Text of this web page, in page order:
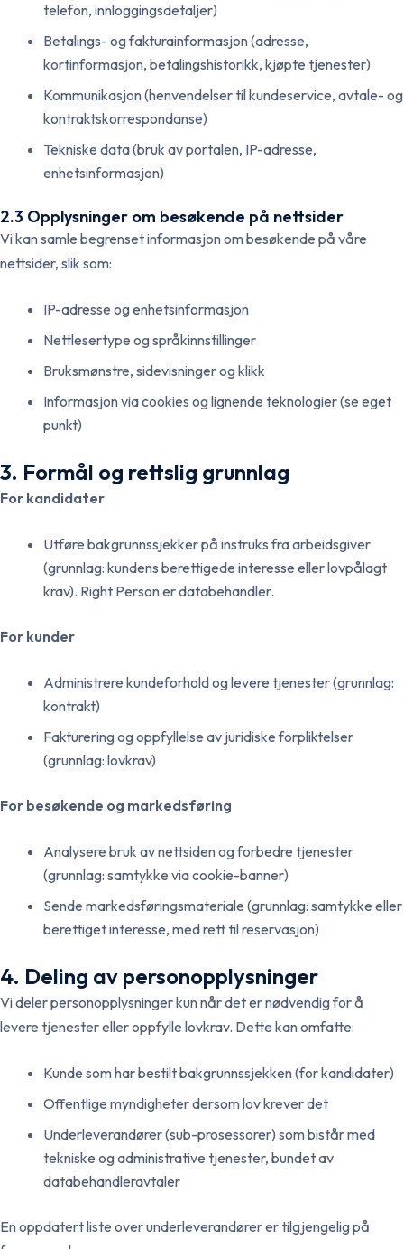
telefon, innloggingsdetaljer)
Betalings- og fakturainformasjon (adresse,
kortinformasjon, betalingshistorikk, kjøpte tjenester)
Kommunikasjon (henvendelser til kundeservice, avtale- og
kontraktskorrespondanse)
Tekniske data (bruk av portalen, IP-adresse,
enhetsinformasjon)
2.3 Opplysninger om besøkende på nettsider
Vi kan samle begrenset informasjon om besøkende på våre
nettsider, slik som:
IP-adresse og enhetsinformasjon
Nettlesertype og språkinnstillinger
Bruksmønstre, sidevisninger og klikk
Informasjon via cookies og lignende teknologier (se eget
punkt)
3. Formål og rettslig grunnlag
For kandidater
Utføre bakgrunnssjekker på instruks fra arbeidsgiver
(grunnlag: kundens berettigede interesse eller lovpålagt
krav). Right Person er databehandler.
For kunder
Administrere kundeforhold og levere tjenester (grunnlag:
kontrakt)
Fakturering og oppfyllelse av juridiske forpliktelser
(grunnlag: lovkrav)
For besøkende og markedsføring
Analysere bruk av nettsiden og forbedre tjenester
(grunnlag: samtykke via cookie-banner)
Sende markedsføringsmateriale (grunnlag: samtykke eller
berettiget interesse, med rett til reservasjon)
4. Deling av personopplysninger
Vi deler personopplysninger kun når det er nødvendig for å
levere tjenester eller oppfylle lovkrav. Dette kan omfatte:
Kunde som har bestilt bakgrunnssjekken (for kandidater)
Offentlige myndigheter dersom lov krever det
Underleverandører (sub-prosessorer) som bistår med
tekniske og administrative tjenester, bundet av
databehandleravtaler
En oppdatert liste over underleverandører er tilgjengelig på